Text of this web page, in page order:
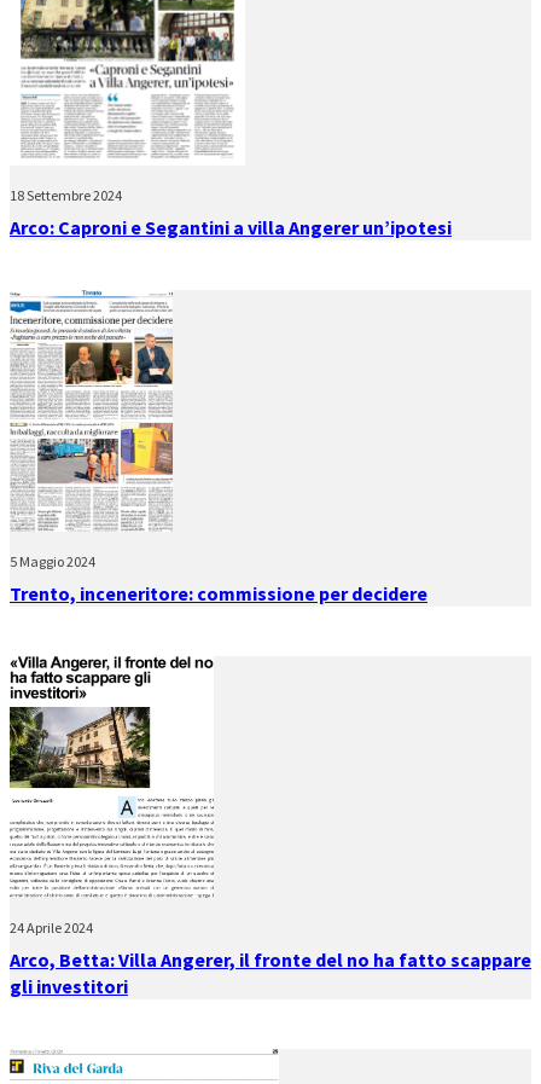
18 Settembre 2024
Arco: Caproni e Segantini a villa Angerer un’ipotesi
5 Maggio 2024
Trento, inceneritore: commissione per decidere
24 Aprile 2024
Arco, Betta: Villa Angerer, il fronte del no ha fatto scappare
gli investitori